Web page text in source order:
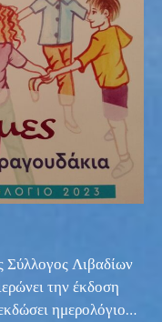
Σύλλογος Λιβαδίων
την έκδοση
ημερολόγιο…